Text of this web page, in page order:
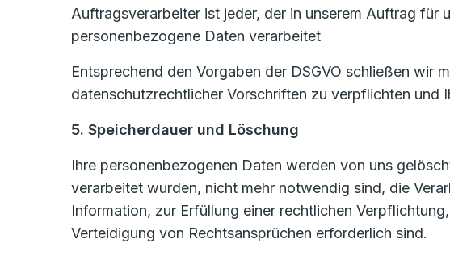
Auftragsverarbeiter ist jeder, der in unserem Auftrag für
personenbezogene Daten verarbeitet
Entsprechend den Vorgaben der DSGVO schließen wir
datenschutzrechtlicher Vorschriften zu verpflichten und
5. Speicherdauer und Löschung
Ihre personenbezogenen Daten werden von uns
verarbeitet wurden, nicht mehr notwendig sind, die
Information, zur Erfüllung einer rechtlichen
Verteidigung von Rechtsansprüchen erforderlich sind.